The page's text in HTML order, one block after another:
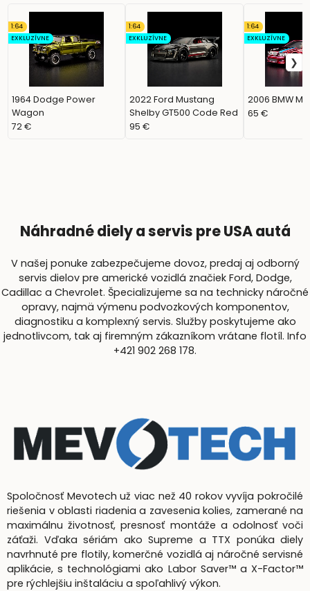
1964 Dodge Power
Wagon
1:64
EXKLUZÍVNE
72 €
2022 Ford Mustang
Shelby GT500 Code Red
1:64
EXKLUZÍVNE
95 €
2006 BMW M3
1:64
EXKLUZÍVNE
65 €
Náhradné diely a servis pre USA autá
V našej ponuke zabezpečujeme dovoz, predaj aj odborný
servis dielov pre americké vozidlá značiek Ford, Dodge,
Cadillac a Chevrolet. Špecializujeme sa na technicky náročné
opravy, najmä výmenu podvozkových komponentov,
diagnostiku a komplexný servis. Služby poskytujeme ako
jednotlivcom, tak aj firemným zákazníkom vrátane flotíl. Info
+421 902 268 178.
Spoločnosť Mevotech už viac než 40 rokov vyvíja pokročilé
riešenia v oblasti riadenia a zavesenia kolies, zamerané na
maximálnu životnosť, presnosť montáže a odolnosť voči
záťaži. Vďaka sériám ako Supreme a TTX ponúka diely
navrhnuté pre flotily, komerčné vozidlá aj náročné servisné
aplikácie, s technológiami ako Labor Saver™ a X-Factor™
pre rýchlejšiu inštaláciu a spoľahlivý výkon.